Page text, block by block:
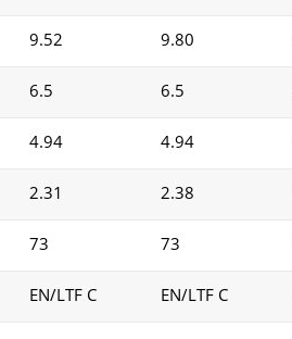
9.52 9.80
6.5 6.5
4.94 4.94
2.31 2.38
73 73
EN/LTF C EN/LTF C